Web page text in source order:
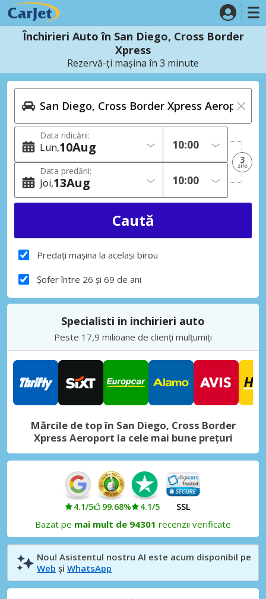
Închirieri Auto în San Diego, Cross Border
Xpress
Rezervă-ți mașina în 3 minute
Data ridicării:
Lun 10Aug
Data predării:
Joi 13Aug
3
zile
Predați mașina la același birou
Șofer între 26 și 69 de ani
Specialisti in inchirieri auto
Peste 17,9 milioane de clienți mulțumiți
Mărcile de top în San Diego, Cross Border
Xpress Aeroport la cele mai bune prețuri
4.1/5 99.68% 4.1/5 SSL
Bazat pe mai mult de 94301 recenzii verificate
Nou! Asistentul nostru AI este acum disponibil pe
Web și WhatsApp